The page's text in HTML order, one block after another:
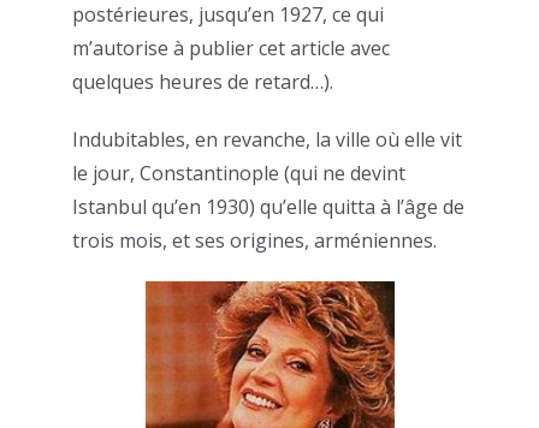
postérieures, jusqu’en 1927, ce qui
m’autorise à publier cet article avec
quelques heures de retard…).
Indubitables, en revanche, la ville où elle vit
le jour, Constantinople (qui ne devint
Istanbul qu’en 1930) qu’elle quitta à l’âge de
trois mois, et ses origines, arméniennes.